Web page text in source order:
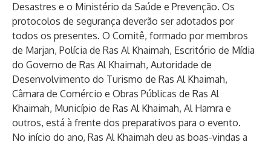
Desastres e o Ministério da Saúde e Prevenção. Os
protocolos de segurança deverão ser adotados por
todos os presentes. O Comitê, formado por membros
de Marjan, Polícia de Ras Al Khaimah, Escritório de Mídia
do Governo de Ras Al Khaimah, Autoridade de
Desenvolvimento do Turismo de Ras Al Khaimah,
Câmara de Comércio e Obras Públicas de Ras Al
Khaimah, Município de Ras Al Khaimah, Al Hamra e
outros, está à frente dos preparativos para o evento.
No início do ano, Ras Al Khaimah deu as boas-vindas a